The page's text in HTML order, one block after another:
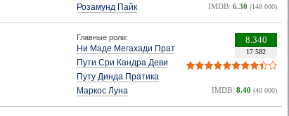
Розамунд Пайк
IMDB: 6.30 (148 000)
Главные роли:
Ни Маде Мегахади Пративи
Пути Сри Кандра Деви
Путу Динда Пратика
Маркос Луна
8.340
17 582
IMDB: 8.40 (40 000)